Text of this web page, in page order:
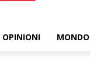
OPINIONI MONDO